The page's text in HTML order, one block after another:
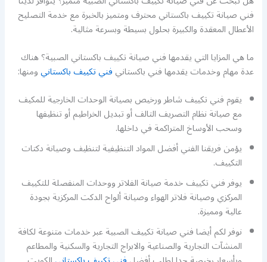
فني صيانة تكييف باكستاني محترف ومتميز بالخبرة مع خدمة التصليح
الأعطال المعقدة والكبيرة بحلول بسيطة وبسرعة مثالية.
ما هي المزايا التي يقدمها فني صيانة تكييف باكستاني الصبية؟ هناك
عدة مهام وخدمات يقدمها فني باكستانيفني تكييف باكستانيومنها:
يقوم فني تكييف شاطر ورخيص بصيانة الوحدات الخارجية للمكيف
مع صيانة نظام التصريف التالف أو تبديل الخراطيم أو تنظيفها
وسحب الأوساخ المتراكمة في داخلها.
يؤمن فريقنا الفني أفضل المواد التنظيفية لتنظيف وصيانة دكتات
التكييف.
يوفر فني تكييف خدمة صيانة الفلاتر ووحدات المنفصلة للتكييف
المركزي وصيانة فلاتر الهواء وصيانة ألواح الدكت المركزية بجودة
عالية ومميزة.
نوفر لكم أيضا فني صيانة تكييف الصبية عبر خدمات متنوعة لكافة
المنشآت التجارية والصناعية والابراج التجارية والسكنية والمطاعم